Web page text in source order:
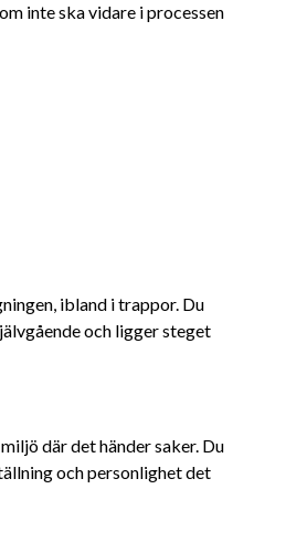
inte ska vidare i processen
ibland i trappor. Du
och ligger steget
där det händer saker. Du
och personlighet det